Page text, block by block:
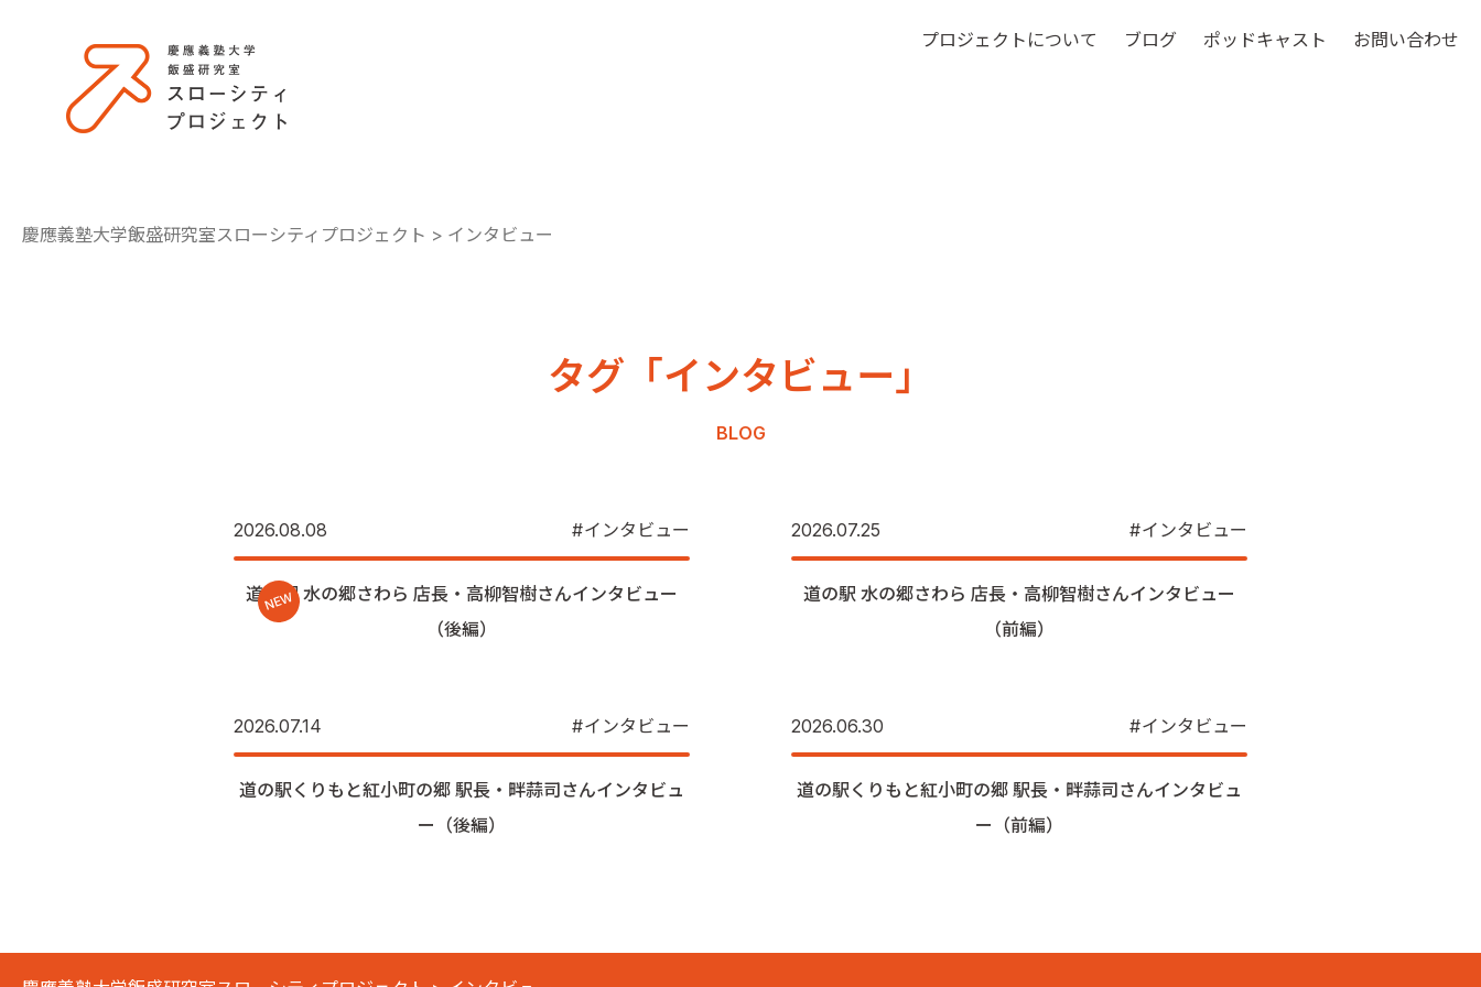
プロジェクトについて ブログ ポッドキャスト お問い合わせ
慶應義塾大学飯盛研究室スローシティプロジェクト > インタビュー
タグ「インタビュー」
BLOG
2026.08.08 インタビュー
NEW
道の駅 水の郷さわら 店長・高柳智樹さんインタビュー
（後編）
2026.07.25 インタビュー
道の駅 水の郷さわら 店長・高柳智樹さんインタビュー
（前編）
2026.07.14 インタビュー
道の駅くりもと紅小町の郷 駅長・畔蒜司さんインタビュ
ー（後編）
2026.06.30 インタビュー
道の駅くりもと紅小町の郷 駅長・畔蒜司さんインタビュ
ー（前編）